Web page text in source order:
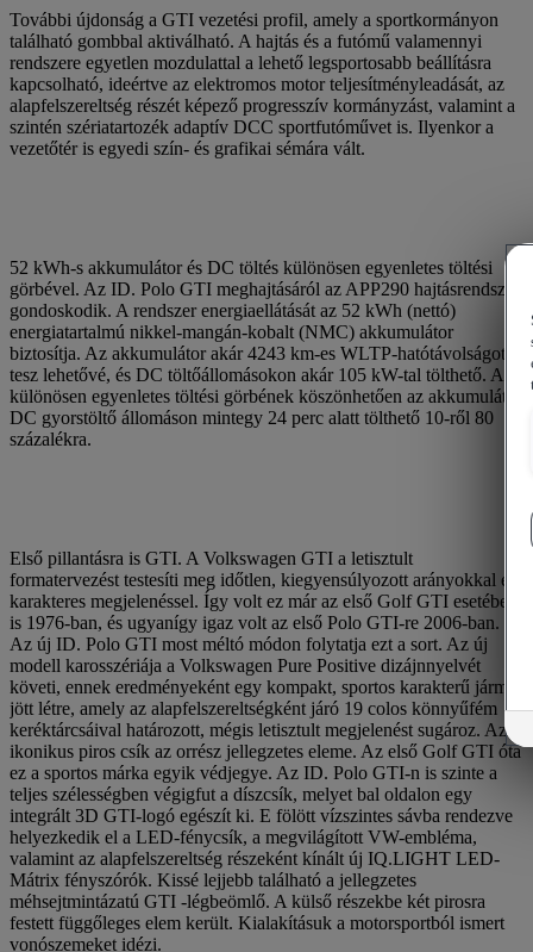
További újdonság a GTI vezetési profil, amely a sportkormányon
található gombbal aktiválható. A hajtás és a futómű valamennyi
rendszere egyetlen mozdulattal a lehető legsportosabb beállításra
kapcsolható, ideértve az elektromos motor teljesítményleadását, az
alapfelszereltség részét képező progresszív kormányzást, valamint a
szintén szériatartozék adaptív DCC sportfutóművet is. Ilyenkor a
vezetőtér is egyedi szín- és grafikai sémára vált.
52 kWh-s akkumulátor és DC töltés különösen egyenletes töltési
görbével. Az ID. Polo GTI meghajtásáról az APP290 hajtásrendszer
gondoskodik. A rendszer energiaellátását az 52 kWh (nettó)
energiatartalmú nikkel-mangán-kobalt (NMC) akkumulátor
biztosítja. Az akkumulátor akár 4243 km-es WLTP-hatótávolságot
tesz lehetővé, és DC töltőállomásokon akár 105 kW-tal tölthető. A
különösen egyenletes töltési görbének köszönhetően az akkumulátor
DC gyorstöltő állomáson mintegy 24 perc alatt tölthető 10-ről 80
százalékra.
Első pillantásra is GTI. A Volkswagen GTI a letisztult
formatervezést testesíti meg időtlen, kiegyensúlyozott arányokkal és
karakteres megjelenéssel. Így volt ez már az első Golf GTI esetében
is 1976-ban, és ugyanígy igaz volt az első Polo GTI-re 2006-ban.
Az új ID. Polo GTI most méltó módon folytatja ezt a sort. Az új
modell karosszériája a Volkswagen Pure Positive dizájnnyelvét
követi, ennek eredményeként egy kompakt, sportos karakterű jármű
jött létre, amely az alapfelszereltségként járó 19 colos könnyűfém
keréktárcsáival határozott, mégis letisztult megjelenést sugároz. Az
ikonikus piros csík az orrész jellegzetes eleme. Az első Golf GTI óta
ez a sportos márka egyik védjegye. Az ID. Polo GTI-n is szinte a
teljes szélességben végigfut a díszcsík, melyet bal oldalon egy
integrált 3D GTI-logó egészít ki. E fölött vízszintes sávba rendezve
helyezkedik el a LED-fénycsík, a megvilágított VW-embléma,
valamint az alapfelszereltség részeként kínált új IQ.LIGHT LED-
Mátrix fényszórók. Kissé lejjebb található a jellegzetes
méhsejtmintázatú GTI -légbeömlő. A külső részekbe két pirosra
festett függőleges elem került. Kialakításuk a motorsportból ismert
vonószemeket idézi.